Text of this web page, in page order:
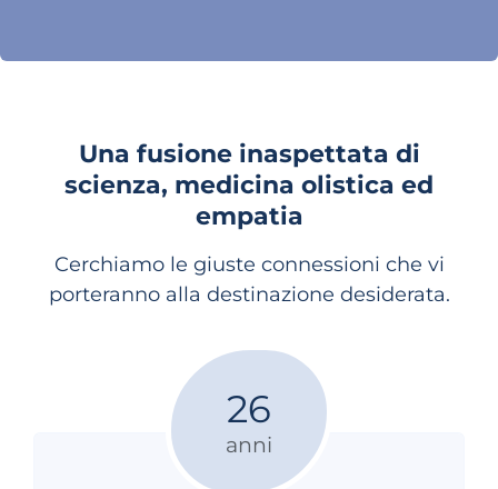
Una fusione inaspettata di
scienza, medicina olistica ed
empatia
Cerchiamo le giuste connessioni che vi
porteranno alla destinazione desiderata.
anni
26